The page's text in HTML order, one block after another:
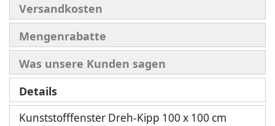
Versandkosten
Mengenrabatte
Was unsere Kunden sagen
Details
Kunststofffenster Dreh-Kipp 100 x 100 cm